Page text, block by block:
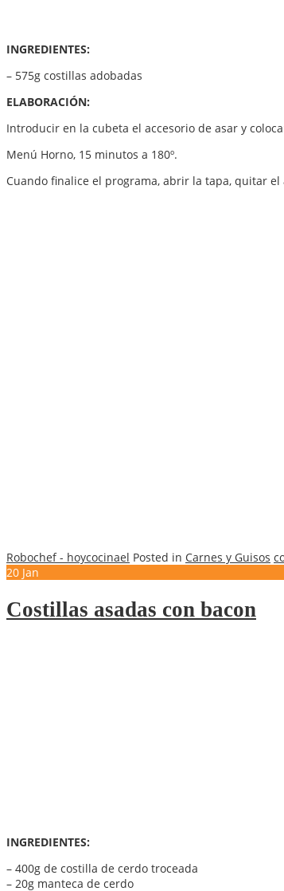
INGREDIENTES:
– 575g costillas adobadas
ELABORACIÓN:
Introducir en la cubeta el accesorio de asar y
Menú Horno, 15 minutos a 180º.
Cuando finalice el programa, abrir la tapa, quitar
Robochef - hoycocinael Posted in Carnes y Guisos
20 Jan
Costillas asadas con bacon
INGREDIENTES:
– 400g de costilla de cerdo troceada
– 20g manteca de cerdo